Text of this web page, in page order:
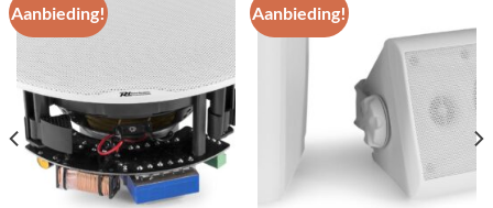
Aanbieding!
Toevoegen
aan
wenslijst
Aanbieding!
Toevoegen